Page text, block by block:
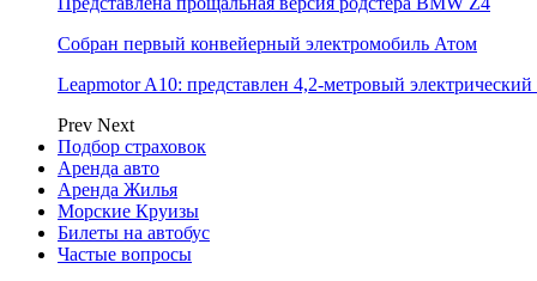
Собран первый конвейерный электромобиль Атом
Leapmotor A10: представлен 4,2-метровый
Prev Next
Подбор страховок
Аренда авто
Аренда Жилья
Морские Круизы
Билеты на автобус
Частые вопросы